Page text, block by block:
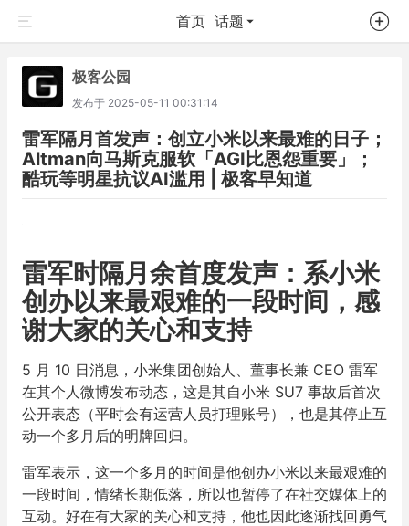
首页 话题
极客公园
发布于 2025-05-11 00:31:14
雷军隔月首发声：创立小米以来最难的日子；
Altman向马斯克服软「AGI比恩怨重要」；
酷玩等明星抗议AI滥用 | 极客早知道
雷军时隔月余首度发声：系小米
创办以来最艰难的一段时间，感
谢大家的关心和支持
5 月 10 日消息，小米集团创始人、董事长兼 CEO 雷军
在其个人微博发布动态，这是其自小米 SU7 事故后首次
公开表态（平时会有运营人员打理账号），也是其停止互
动一个多月后的明牌回归。
雷军表示，这一个多月的时间是他创办小米以来最艰难的
一段时间，情绪长期低落，所以也暂停了在社交媒体上的
互动。好在有大家的关心和支持，他也因此逐渐找回勇气